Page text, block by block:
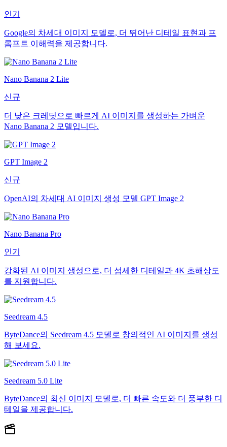
인기
Google의 차세대 이미지 모델로, 더 뛰어난 디테일 표현과 프
롬프트 이해력을 제공합니다.
Nano Banana 2 Lite
신규
더 낮은 크레딧으로 빠르게 AI 이미지를 생성하는 가벼운
Nano Banana 2 모델입니다.
GPT Image 2
신규
OpenAI의 차세대 AI 이미지 생성 모델 GPT Image 2
Nano Banana Pro
인기
강화된 AI 이미지 생성으로, 더 섬세한 디테일과 4K 초해상도
를 지원합니다.
Seedream 4.5
ByteDance의 Seedream 4.5 모델로 창의적인 AI 이미지를 생성
해 보세요.
Seedream 5.0 Lite
ByteDance의 최신 이미지 모델로, 더 빠른 속도와 더 풍부한 디
테일을 제공합니다.